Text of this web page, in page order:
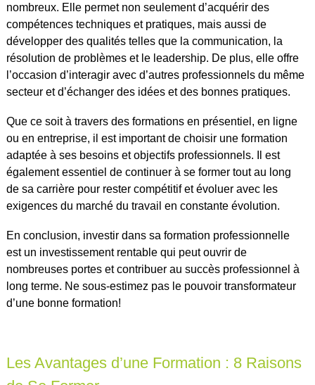
nombreux. Elle permet non seulement d’acquérir des
compétences techniques et pratiques, mais aussi de
développer des qualités telles que la communication, la
résolution de problèmes et le leadership. De plus, elle offre
l’occasion d’interagir avec d’autres professionnels du même
secteur et d’échanger des idées et des bonnes pratiques.
Que ce soit à travers des formations en présentiel, en ligne
ou en entreprise, il est important de choisir une formation
adaptée à ses besoins et objectifs professionnels. Il est
également essentiel de continuer à se former tout au long
de sa carrière pour rester compétitif et évoluer avec les
exigences du marché du travail en constante évolution.
En conclusion, investir dans sa formation professionnelle
est un investissement rentable qui peut ouvrir de
nombreuses portes et contribuer au succès professionnel à
long terme. Ne sous-estimez pas le pouvoir transformateur
d’une bonne formation!
Les Avantages d’une Formation : 8 Raisons